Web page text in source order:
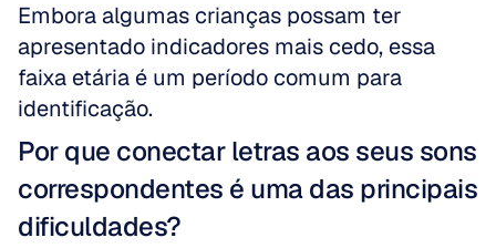
Embora algumas crianças possam ter
apresentado indicadores mais cedo, essa
faixa etária é um período comum para
identificação.
Por que conectar letras aos seus sons
correspondentes é uma das principais
dificuldades?